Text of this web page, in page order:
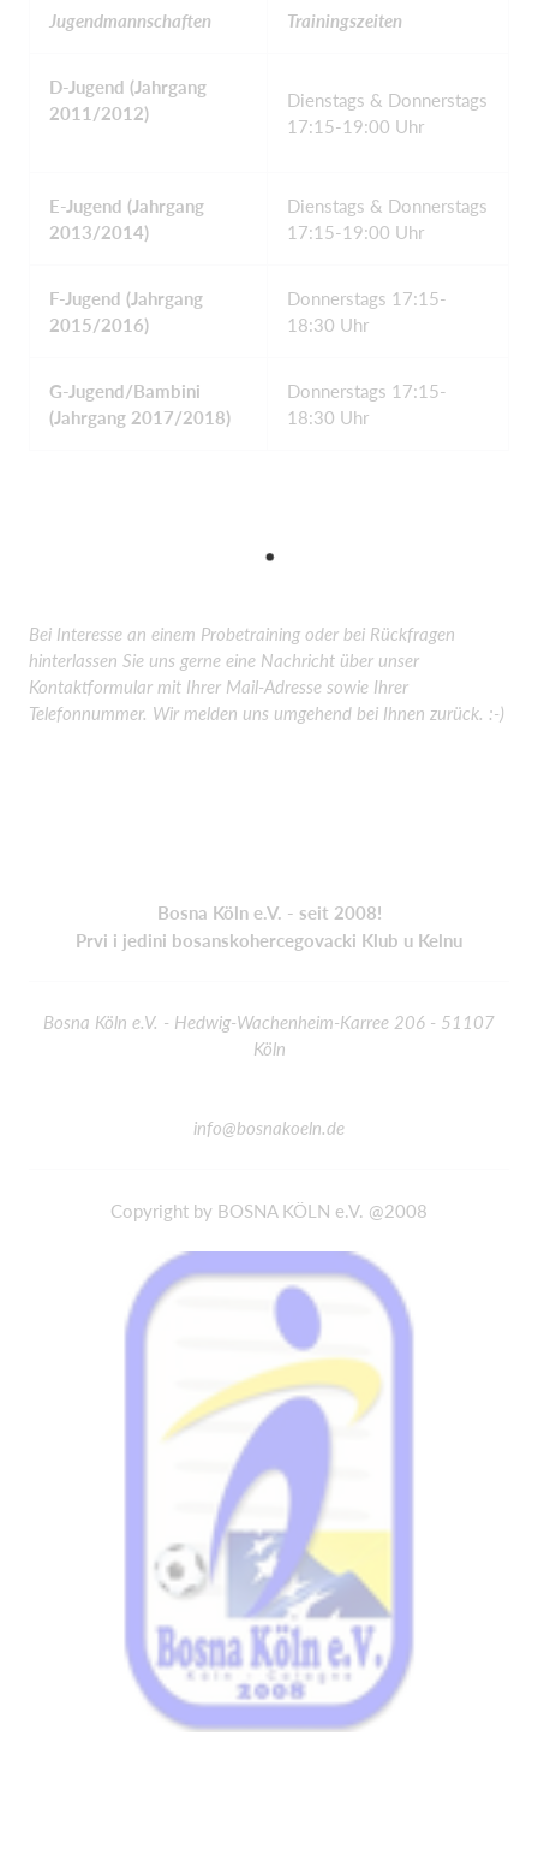
Jugendmannschaften Trainingszeiten
D-Jugend (Jahrgang
2011/2012)
Dienstags & Donnerstags
17:15-19:00 Uhr
E-Jugend (Jahrgang
2013/2014)
Dienstags & Donnerstags
17:15-19:00 Uhr
F-Jugend (Jahrgang
2015/2016)
Donnerstags 17:15-
18:30 Uhr
G-Jugend/Bambini
(Jahrgang 2017/2018)
Donnerstags 17:15-
18:30 Uhr
Bei Interesse an einem Probetraining oder bei Rückfragen
hinterlassen Sie uns gerne eine Nachricht über unser
Kontaktformular mit Ihrer Mail-Adresse sowie Ihrer
Telefonnummer. Wir melden uns umgehend bei Ihnen zurück. :-)
Bosna Köln e.V. - seit 2008!
Prvi i jedini bosanskohercegovacki Klub u Kelnu
Bosna Köln e.V. - Hedwig-Wachenheim-Karree 206 - 51107
Köln
info@bosnakoeln.de
Copyright by BOSNA KÖLN e.V. @2008